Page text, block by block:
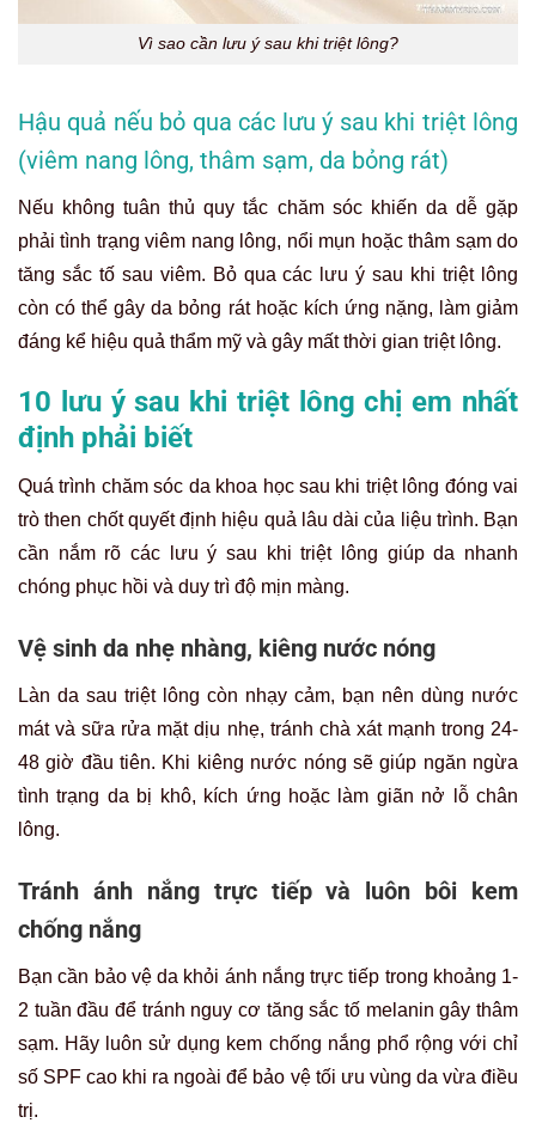
Vì sao cần lưu ý sau khi triệt lông?
Hậu quả nếu bỏ qua các lưu ý sau khi triệt lông
(viêm nang lông, thâm sạm, da bỏng rát)
Nếu không tuân thủ quy tắc chăm sóc khiến da dễ gặp
phải tình trạng viêm nang lông, nổi mụn hoặc thâm sạm do
tăng sắc tố sau viêm. Bỏ qua các lưu ý sau khi triệt lông
còn có thể gây da bỏng rát hoặc kích ứng nặng, làm giảm
đáng kể hiệu quả thẩm mỹ và gây mất thời gian triệt lông.
10 lưu ý sau khi triệt lông chị em nhất
định phải biết
Quá trình chăm sóc da khoa học sau khi triệt lông đóng vai
trò then chốt quyết định hiệu quả lâu dài của liệu trình. Bạn
cần nắm rõ các lưu ý sau khi triệt lông giúp da nhanh
chóng phục hồi và duy trì độ mịn màng.
Vệ sinh da nhẹ nhàng, kiêng nước nóng
Làn da sau triệt lông còn nhạy cảm, bạn nên dùng nước
mát và sữa rửa mặt dịu nhẹ, tránh chà xát mạnh trong 24-
48 giờ đầu tiên. Khi kiêng nước nóng sẽ giúp ngăn ngừa
tình trạng da bị khô, kích ứng hoặc làm giãn nở lỗ chân
lông.
Tránh ánh nắng trực tiếp và luôn bôi kem
chống nắng
Bạn cần bảo vệ da khỏi ánh nắng trực tiếp trong khoảng 1-
2 tuần đầu để tránh nguy cơ tăng sắc tố melanin gây thâm
sạm. Hãy luôn sử dụng kem chống nắng phổ rộng với chỉ
số SPF cao khi ra ngoài để bảo vệ tối ưu vùng da vừa điều
trị.